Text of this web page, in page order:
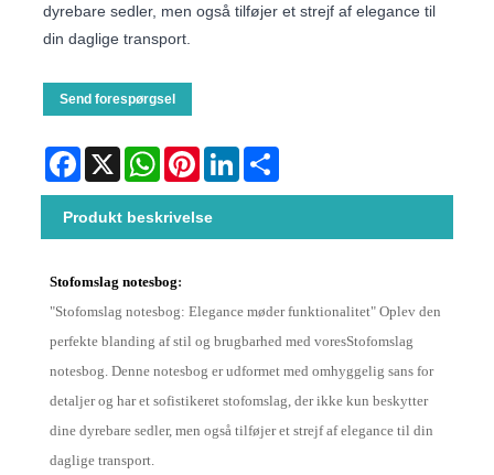
dyrebare sedler, men også tilføjer et strejf af elegance til
din daglige transport.
Send forespørgsel
Facebook
X WhatsAppPinterestLinkedIn
Produkt beskrivelse
Stofomslag notesbog:
"Stofomslag notesbog: Elegance møder funktionalitet" Oplev den
perfekte blanding af stil og brugbarhed med voresStofomslag
notesbog . Denne notesbog er udformet med omhyggelig sans for
detaljer og har et sofistikeret stofomslag, der ikke kun beskytter
dine dyrebare sedler, men også tilføjer et strejf af elegance til din
daglige transport.